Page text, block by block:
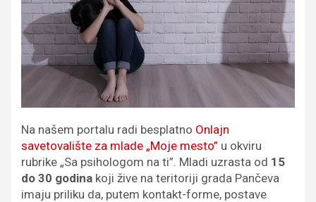
Na našem portalu radi besplatno Onlajn
savetovalište za mlade „Moje mesto” u okviru
rubrike „Sa psihologom na ti”. Mladi uzrasta od 15
do 30 godina koji žive na teritoriji grada Pančeva
imaju priliku da, putem kontakt-forme, postave